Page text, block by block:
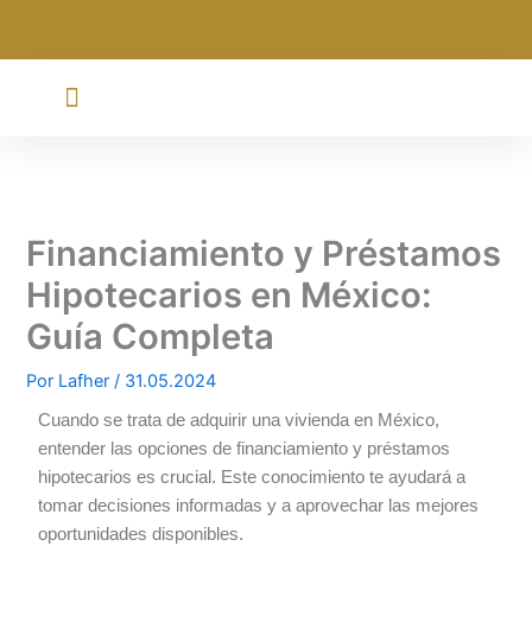
Financiamiento y Préstamos
Hipotecarios en México:
Guía Completa
Por Lafher/ 31.05.2024
Cuando se trata de adquirir una vivienda en México,
entender las opciones de financiamiento y préstamos
hipotecarios es crucial. Este conocimiento te ayudará a
tomar decisiones informadas y a aprovechar las mejores
oportunidades disponibles.